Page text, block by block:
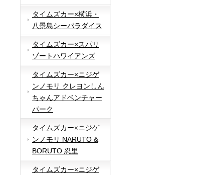
タイムズカー×横浜・
八景島シーパラダイス
タイムズカー×スパリ
ゾートハワイアンズ
タイムズカー×ニジゲ
ンノモリ クレヨンしん
ちゃんアドベンチャー
パーク
タイムズカー×ニジゲ
ンノモリ NARUTO &
BORUTO 忍里
タイムズカー×ニジゲ